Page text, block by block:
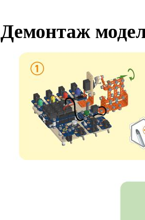
Демонтаж